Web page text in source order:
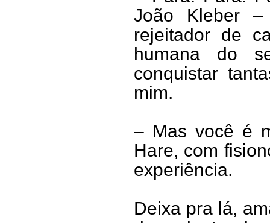
João Kleber
rejeitador de
humana do
conquistar
mim.
– Mas você é
Hare, com
experiência.
Deixa pra lá,